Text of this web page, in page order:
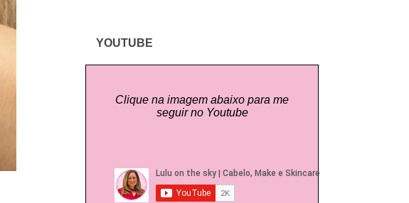
YOUTUBE
Clique na imagem abaixo para me
seguir no Youtube